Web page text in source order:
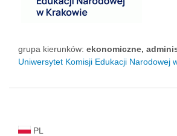
grupa kierunków: ekonomiczne,
Uniwersytet Komisji Edukacji Narodowej
PL